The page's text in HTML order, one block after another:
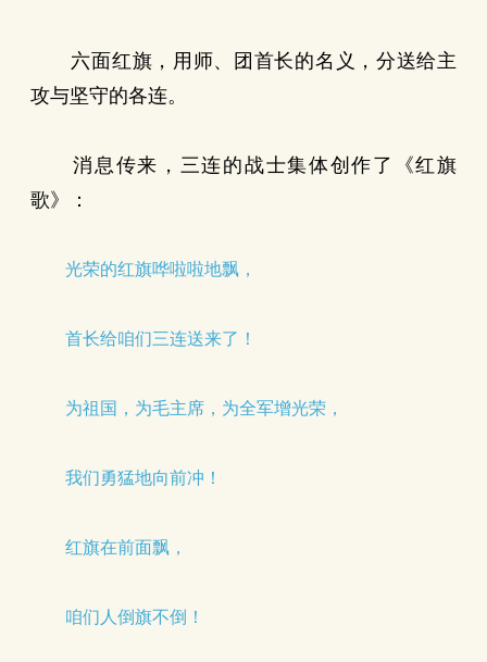
六面红旗，用师、团首长的名义，分送给主
攻与坚守的各连。
消息传来，三连的战士集体创作了《红旗
歌》：
光荣的红旗哗啦啦地飘，
首长给咱们三连送来了！
为祖国，为毛主席，为全军增光荣，
我们勇猛地向前冲！
红旗在前面飘，
咱们人倒旗不倒！